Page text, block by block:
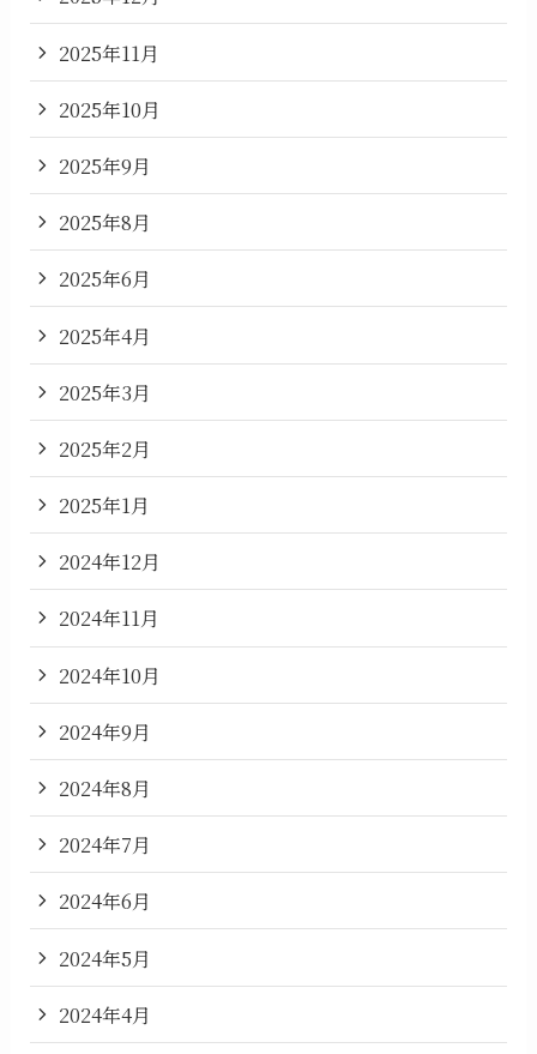
2025年11月
2025年10月
2025年9月
2025年8月
2025年6月
2025年4月
2025年3月
2025年2月
2025年1月
2024年12月
2024年11月
2024年10月
2024年9月
2024年8月
2024年7月
2024年6月
2024年5月
2024年4月